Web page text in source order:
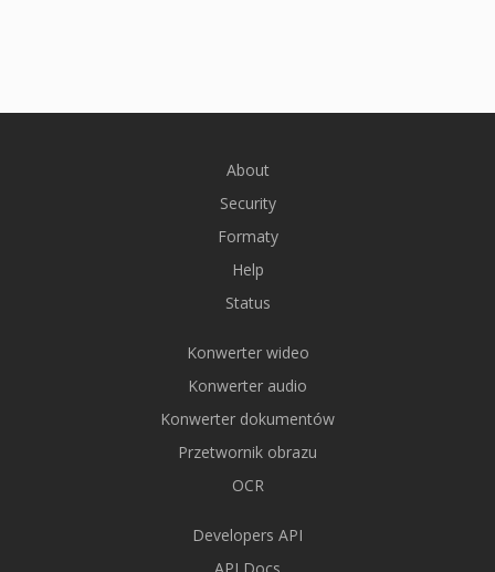
About
Security
Formaty
Help
Status
Konwerter wideo
Konwerter audio
Konwerter dokumentów
Przetwornik obrazu
OCR
Developers API